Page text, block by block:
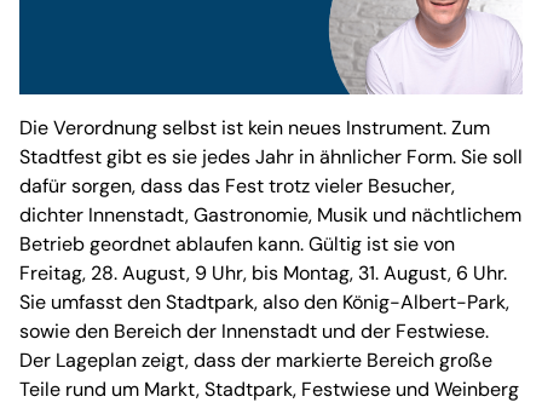
Die Verordnung selbst ist kein neues Instrument. Zum
Stadtfest gibt es sie jedes Jahr in ähnlicher Form. Sie soll
dafür sorgen, dass das Fest trotz vieler Besucher,
dichter Innenstadt, Gastronomie, Musik und nächtlichem
Betrieb geordnet ablaufen kann. Gültig ist sie von
Freitag, 28. August, 9 Uhr, bis Montag, 31. August, 6 Uhr.
Sie umfasst den Stadtpark, also den König-Albert-Park,
sowie den Bereich der Innenstadt und der Festwiese.
Der Lageplan zeigt, dass der markierte Bereich große
Teile rund um Markt, Stadtpark, Festwiese und Weinberg